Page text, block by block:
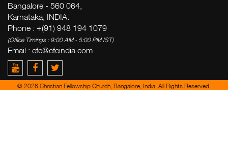
Bangalore - 560 064,
Karnataka, INDIA.
Phone : +(91) 948 194 1079
(Office Timings : 9:00 AM - 5:00 PM IST)
Email : cfc@cfcindia.com
© 2026 Christian Fellowship Church, Bangalore, India. All Rights Reserved.